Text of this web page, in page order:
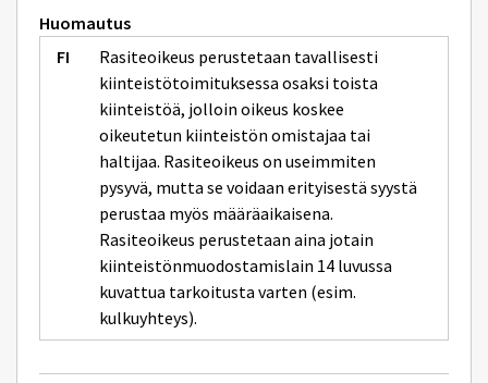
Huomautus
Rasiteoikeus perustetaan tavallisesti
kiinteistötoimituksessa osaksi toista
kiinteistöä, jolloin oikeus koskee
oikeutetun kiinteistön omistajaa tai
haltijaa. Rasiteoikeus on useimmiten
pysyvä, mutta se voidaan erityisestä syystä
perustaa myös määräaikaisena.
Rasiteoikeus perustetaan aina jotain
kiinteistönmuodostamislain 14 luvussa
kuvattua tarkoitusta varten (esim.
kulkuyhteys).